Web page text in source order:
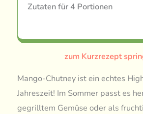
Zutaten für 4 Portionen
zum Kurzrezept
Mango-Chutney ist ein echtes
Jahreszeit! Im Sommer passt es
gegrilltem Gemüse oder als